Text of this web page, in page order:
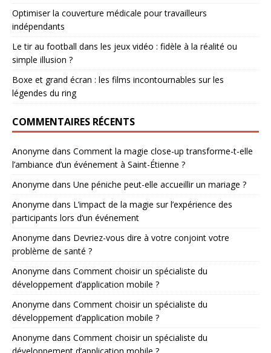
Optimiser la couverture médicale pour travailleurs
indépendants
Le tir au football dans les jeux vidéo : fidèle à la réalité ou
simple illusion ?
Boxe et grand écran : les films incontournables sur les
légendes du ring
COMMENTAIRES RÉCENTS
Anonyme dans Comment la magie close-up transforme-t-elle
l’ambiance d’un événement à Saint-Étienne ?
Anonyme dans Une péniche peut-elle accueillir un mariage ?
Anonyme dans L’impact de la magie sur l’expérience des
participants lors d’un événement
Anonyme dans Devriez-vous dire à votre conjoint votre
problème de santé ?
Anonyme dans Comment choisir un spécialiste du
développement d’application mobile ?
Anonyme dans Comment choisir un spécialiste du
développement d’application mobile ?
Anonyme dans Comment choisir un spécialiste du